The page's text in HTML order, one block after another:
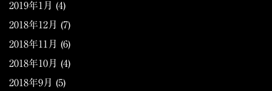
2019年1月 (4)
2018年12月 (7)
2018年11月 (6)
2018年10月 (4)
2018年9月 (5)